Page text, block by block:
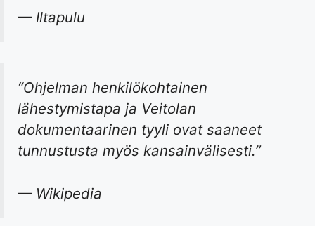
— Iltapulu
“Ohjelman henkilökohtainen
lähestymistapa ja Veitolan
dokumentaarinen tyyli ovat saaneet
tunnustusta myös kansainvälisesti.”
— Wikipedia